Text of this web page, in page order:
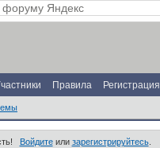
Правила Регистрация
Войдитеили зарегистрируйтесь.